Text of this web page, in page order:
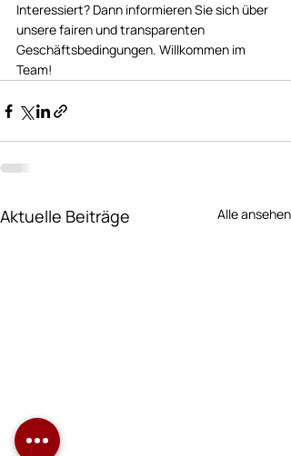
Interessiert? Dann informieren Sie sich über
unsere fairen und transparenten
Geschäftsbedingungen. Willkommen im
Team!
Aktuelle Beiträge Alle ansehen